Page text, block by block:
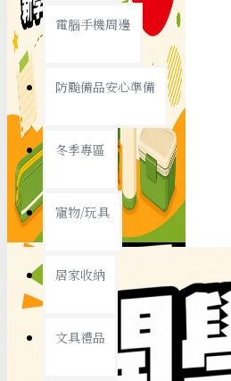
節慶熱賣
春節/新年
電腦手機周邊
防颱備品安心準備
冬季專區
寵物/玩具
居家收納
文具禮品